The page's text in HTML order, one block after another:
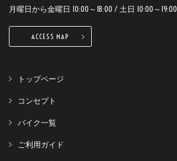
月曜日から金曜日 10:00～18:00 / 土日 10:00～19:00
ACCESS MAP
トップページ
コンセプト
バイク一覧
ご利用ガイド